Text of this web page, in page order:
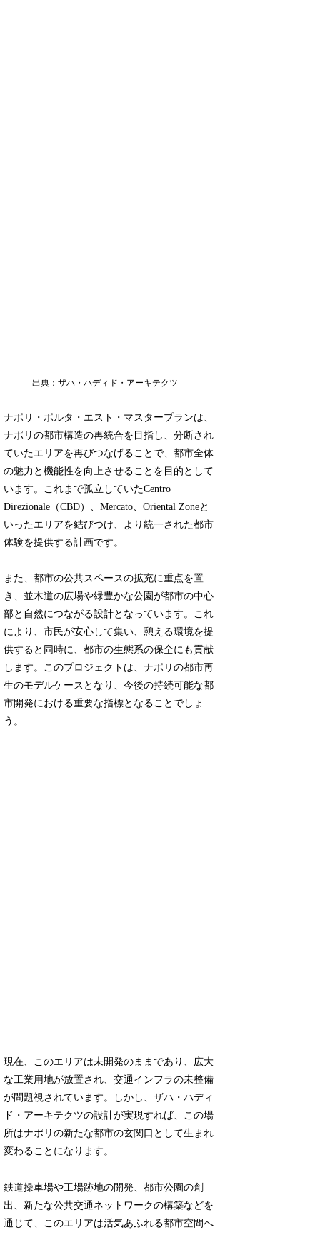
出典：ザハ・ハディド・アーキテクツ
ナポリ・ポルタ・エスト・マスタープランは、
ナポリの都市構造の再統合を目指し、分断され
ていたエリアを再びつなげることで、都市全体
の魅力と機能性を向上させることを目的として
います。これまで孤立していたCentro
Direzionale（CBD）、Mercato、Oriental Zoneと
いったエリアを結びつけ、より統一された都市
体験を提供する計画です。
また、都市の公共スペースの拡充に重点を置
き、並木道の広場や緑豊かな公園が都市の中心
部と自然につながる設計となっています。これ
により、市民が安心して集い、憩える環境を提
供すると同時に、都市の生態系の保全にも貢献
します。このプロジェクトは、ナポリの都市再
生のモデルケースとなり、今後の持続可能な都
市開発における重要な指標となることでしょ
う。
現在、このエリアは未開発のままであり、広大
な工業用地が放置され、交通インフラの未整備
が問題視されています。しかし、ザハ・ハディ
ド・アーキテクツの設計が実現すれば、この場
所はナポリの新たな都市の玄関口として生まれ
変わることになります。
鉄道操車場や工場跡地の開発、都市公園の創
出、新たな公共交通ネットワークの構築などを
通じて、このエリアは活気あふれる都市空間へ